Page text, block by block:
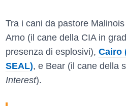
Tra i cani da pastore
Arno (il cane della CIA in
presenza di esplosivi), Cairo
SEAL), e Bear (il cane della
Interest).